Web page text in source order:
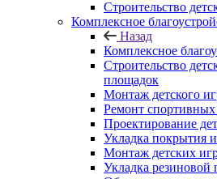
Строительство
Комплексное
Назад
Комплексное
Строительство
площадок
Монтаж детского
Ремонт
Проектирование
Укладка покрытия
Монтаж детских
Укладка резиновой